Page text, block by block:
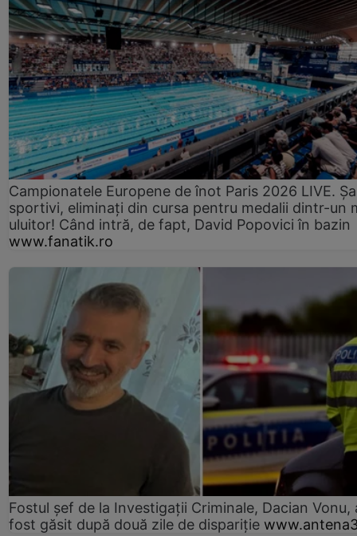
Campionatele Europene de înot Paris 2026 LIVE.
sportivi, eliminați din cursa pentru medalii dintr-un
uluitor! Când intră, de fapt, David Popovici în bazin
www.fanatik.ro
Fostul șef de la Investigații Criminale, Dacian Vonu,
fost găsit după două zile de dispariţie